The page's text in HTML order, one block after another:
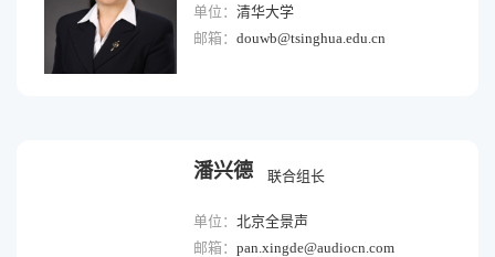
单位： 清华大学
邮箱： douwb@tsinghua.edu.cn
潘兴德 联合组长
单位： 北京全景声
邮箱： pan.xingde@audiocn.com